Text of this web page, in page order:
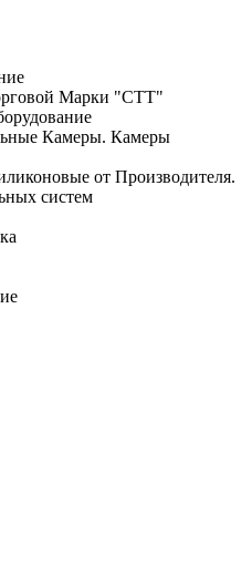
Марки "СТТ"
Камеры. Камеры
от Производителя.
систем